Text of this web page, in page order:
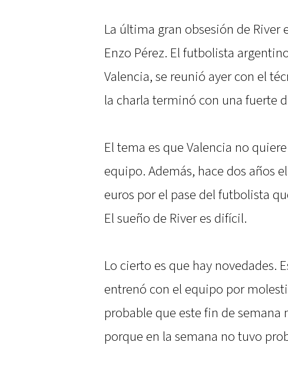
La última gran obsesión de River
Enzo Pérez. El futbolista
Valencia, se reunió ayer con el
la charla terminó con una fuerte
El tema es que Valencia no
equipo. Además, hace dos años
euros por el pase del futbolista
El sueño de River es difícil.
Lo cierto es que hay novedades.
entrenó con el equipo por
probable que este fin de semana
porque en la semana no tuvo